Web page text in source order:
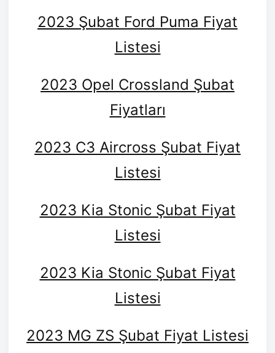
2023 Şubat Ford Puma Fiyat
Listesi
2023 Opel Crossland Şubat
Fiyatları
2023 C3 Aircross Şubat Fiyat
Listesi
2023 Kia Stonic Şubat Fiyat
Listesi
2023 Kia Stonic Şubat Fiyat
Listesi
2023 MG ZS Şubat Fiyat Listesi